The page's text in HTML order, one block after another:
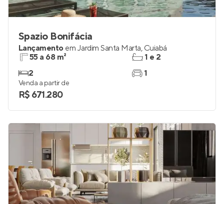
Spazio Bonifácia
Lançamento em Jardim Santa Marta, Cuiabá
55 a 68 m²
2
1 e 2
1
Venda a partir de
R$ 671.280